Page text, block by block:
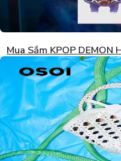
Mua Sắm KPOP DEMON